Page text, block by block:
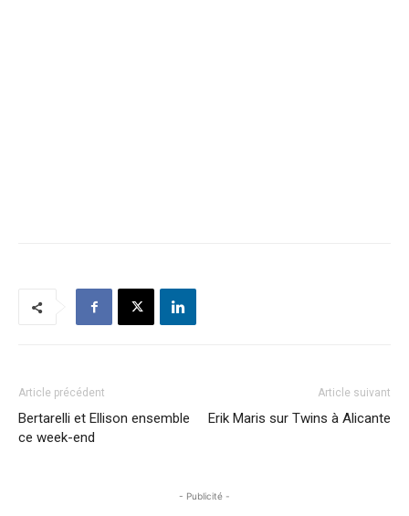
Article précédent
Bertarelli et Ellison ensemble
ce week-end
Article suivant
Erik Maris sur Twins à Alicante
- Publicité -